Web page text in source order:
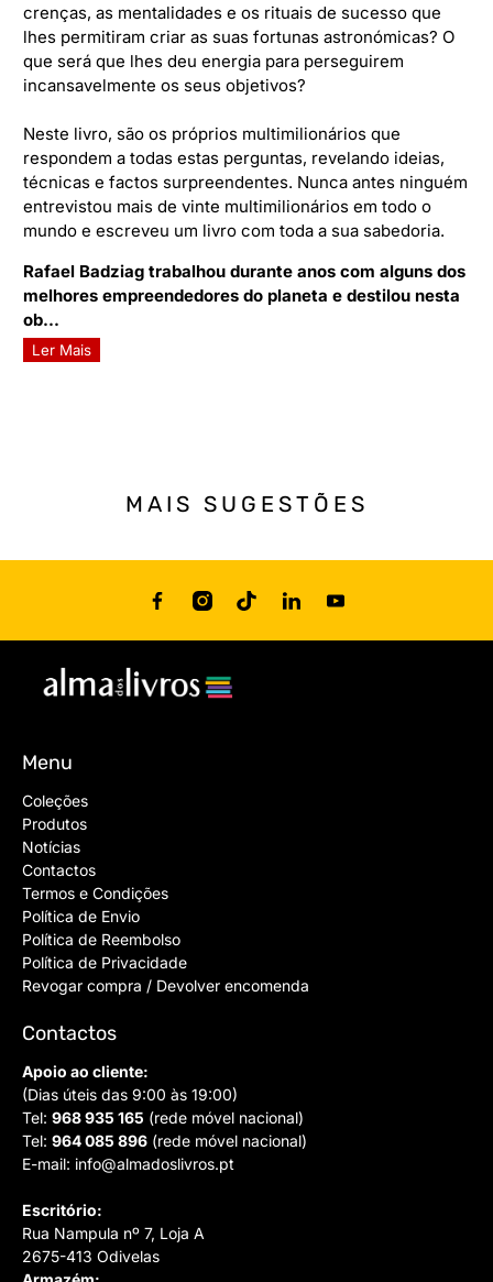
crenças, as mentalidades e os rituais de sucesso que
lhes permitiram criar as suas fortunas astronómicas? O
que será que lhes deu energia para perseguirem
incansavelmente os seus objetivos?
Neste livro, são os próprios multimilionários que
respondem a todas estas perguntas, revelando ideias,
técnicas e factos surpreendentes. Nunca antes ninguém
entrevistou mais de vinte multimilionários em todo o
mundo e escreveu um livro com toda a sua sabedoria.
Rafael Badziag trabalhou durante anos com alguns dos
melhores empreendedores do planeta e destilou nesta
ob...
Ler Mais
MAIS SUGESTÕES
Menu
Coleções
Produtos
Notícias
Contactos
Termos e Condições
Política de Envio
Política de Reembolso
Política de Privacidade
Revogar compra / Devolver encomenda
Contactos
Apoio ao cliente:
(Dias úteis das 9:00 às 19:00)
Tel: 968 935 165 (rede móvel nacional)
Tel: 964 085 896 (rede móvel nacional)
E-mail: info@almadoslivros.pt
Escritório:
Rua Nampula nº 7, Loja A
2675-413 Odivelas